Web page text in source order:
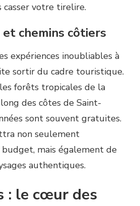
casser votre tirelire.
et chemins côtiers
expériences inoubliables à
sortir du cadre touristique.
forêts tropicales de la
des côtes de Saint-
sont souvent gratuites.
non seulement
mais également de
authentiques.
: le cœur des